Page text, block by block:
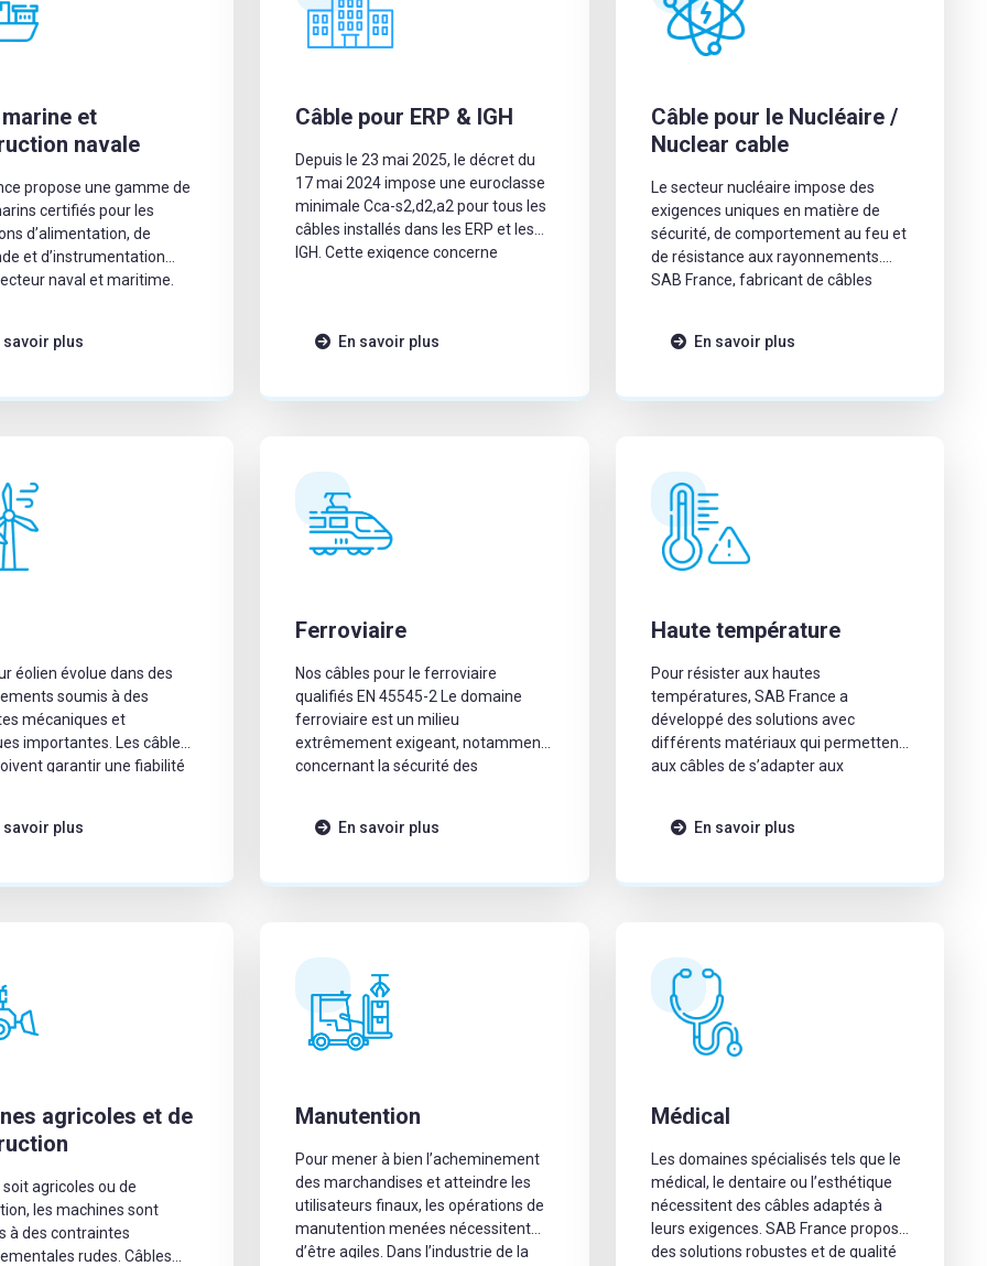
et
navale
propose une gamme de
certifiés pour les
d’alimentation, de
et d’instrumentation
naval et maritime.
DNV, ABS, Bureau Veritas,
répondent aux
savoir plus
Câble pour ERP & IGH
Depuis le 23 mai 2025, le décret du
17 mai 2024 impose une euroclasse
minimale Cca-s2,d2,a2 pour tous les
câbles installés dans les ERP et les
IGH. Cette exigence concerne
exigences : le FR-N1X1G1 et le FR-
En savoir plus
Câble pour le Nucléaire /
Nuclear cable
Le secteur nucléaire impose des
exigences uniques en matière de
sécurité, de comportement au feu et
de résistance aux rayonnements.
SAB France, fabricant de câbles
capables de répondre à ces
centrales en exploitation, projets
En savoir plus
éolien évolue dans des
soumis à des
mécaniques et
importantes. Les câbles
garantir une fiabilité
savoir plus
Ferroviaire
Nos câbles pour le ferroviaire
qualifiés EN 45545-2 Le domaine
ferroviaire est un milieu
extrêmement exigeant, notamment
concernant la sécurité des
mieux aux exigences ferroviaires, le
la gamme SABRail.On peut retrouver
En savoir plus
Haute température
Pour résister aux hautes
températures, SAB France a
développé des solutions avec
différents matériaux qui permettent
aux câbles de s’adapter aux
En savoir plus
agricoles et de
soit agricoles ou de
les machines sont
à des contraintes
rudes. Câbles
Manutention
Pour mener à bien l’acheminement
des marchandises et atteindre les
utilisateurs finaux, les opérations de
manutention menées nécessitent
d’être agiles. Dans l’industrie de la
Médical
Les domaines spécialisés tels que le
médical, le dentaire ou l’esthétique
nécessitent des câbles adaptés à
leurs exigences. SAB France propose
des solutions robustes et de qualité